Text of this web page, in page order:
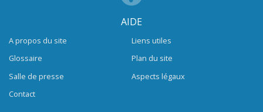
AIDE
A propos du site
Glossaire
Salle de presse
Contact
Liens utiles
Plan du site
Aspects légaux